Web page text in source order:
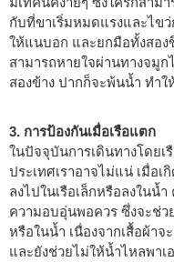
กับที่ขาเริ่มหมดแรงและไข
ให้แนบอก และยกมือทั้งสอง
สามารถหายใจผ่านทางจมู
สองข้าง ปากก็จะพ้นน้ำ ทำใ
3. การป้องกันเมื่อเรือแตก
ในปัจจุบันการเดินทางโดย
ประเทศเราอาจไม่แน่ เมื่อ
ลงไปในเรือเล็กหรือลงในน้
ความอบอุ่นพอควร ซึ่งจะช่ว
หรือในน้ำ เนื่องจากเสื้อผ้า
และยังช่วยไม่ให้น้ำไหลพา